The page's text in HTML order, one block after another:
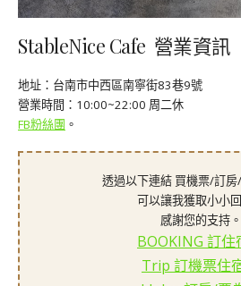
StableNice Cafe 營業資訊
地址：台南市中西區南寧街83巷9號
營業時間：10:00~22:00 周二休
FB粉絲團 。
透過以下連結 買機票/訂房
可以讓我獲取小小
感謝您的支持。
BOOKING 訂住
Trip 訂機票住